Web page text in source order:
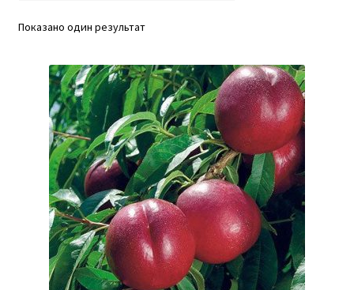
Корисна інформація
Про нас
Показано один результат